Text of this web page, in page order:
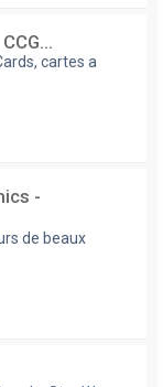
cartes a
-
de beaux